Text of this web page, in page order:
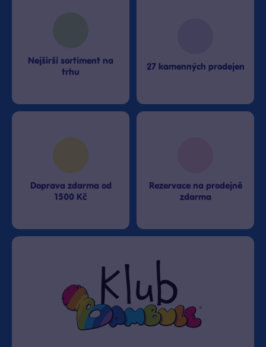
Nejširší sortiment na
trhu
27 kamenných prodejen
Doprava zdarma od
1500 Kč
Rezervace na prodejně
zdarma